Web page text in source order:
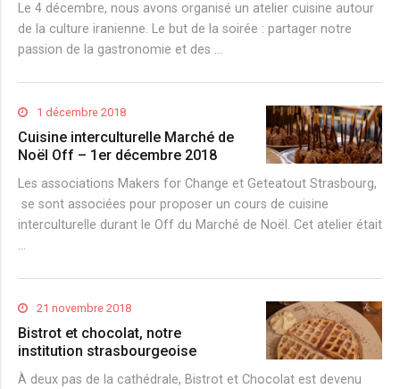
Le 4 décembre, nous avons organisé un atelier cuisine autour
de la culture iranienne. Le but de la soirée : partager notre
passion de la gastronomie et des …
1 décembre 2018
Cuisine interculturelle Marché de
Noël Off – 1er décembre 2018
Les associations Makers for Change et Geteatout Strasbourg,
se sont associées pour proposer un cours de cuisine
interculturelle durant le Off du Marché de Noël. Cet atelier était
…
21 novembre 2018
Bistrot et chocolat, notre
institution strasbourgeoise
À deux pas de la cathédrale, Bistrot et Chocolat est devenu